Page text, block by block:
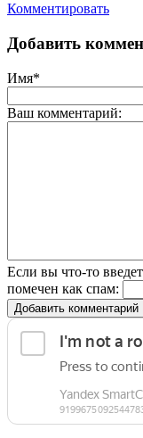
Комментировать
Добавить
Имя*
Ваш комментарий:
Если вы что-то
помечен как спам:
Добавить комментарий